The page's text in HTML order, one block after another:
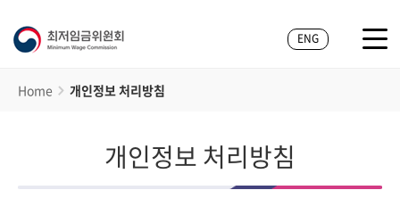
ENG
Home 개인정보 처리방침
개인정보 처리방침